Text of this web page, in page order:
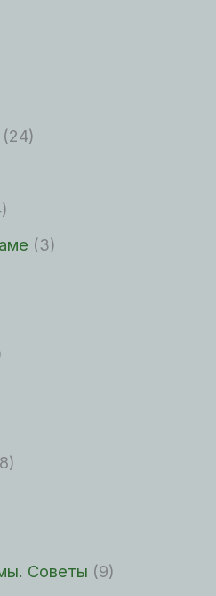
(24)
(3)
Советы (9)